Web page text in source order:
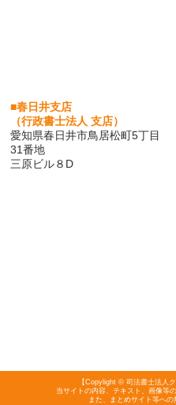
■春日井支店
（行政書士法人 支店）
愛知県春日井市鳥居松町5丁目
31番地
三原ビル８D
【Copylight © 司法書士法人
当サイトの内容、テキスト、画像等
また、まとめサイト等への